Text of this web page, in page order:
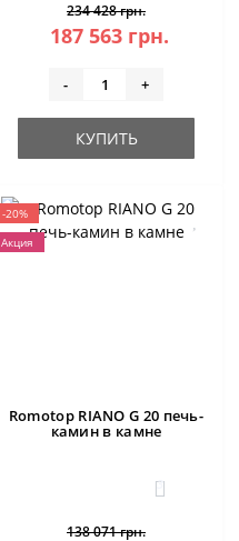
234 428 грн.
187 563 грн.
- +
КУПИТЬ
-20%
Акция
Romotop RIANO G 20 печь-
камин в камне
3
138 071 грн.